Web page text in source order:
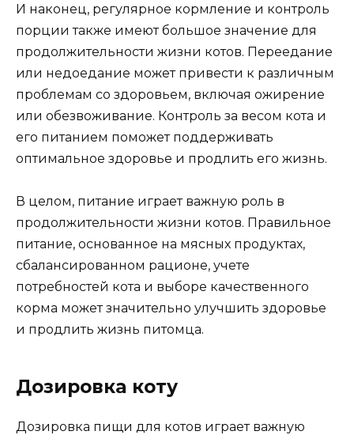
И наконец, регулярное кормление и контроль
порции также имеют большое значение для
продолжительности жизни котов. Переедание
или недоедание может привести к различным
проблемам со здоровьем, включая ожирение
или обезвоживание. Контроль за весом кота и
его питанием поможет поддерживать
оптимальное здоровье и продлить его жизнь.
В целом, питание играет важную роль в
продолжительности жизни котов. Правильное
питание, основанное на мясных продуктах,
сбалансированном рационе, учете
потребностей кота и выборе качественного
корма может значительно улучшить здоровье
и продлить жизнь питомца.
Дозировка коту
Дозировка пищи для котов играет важную